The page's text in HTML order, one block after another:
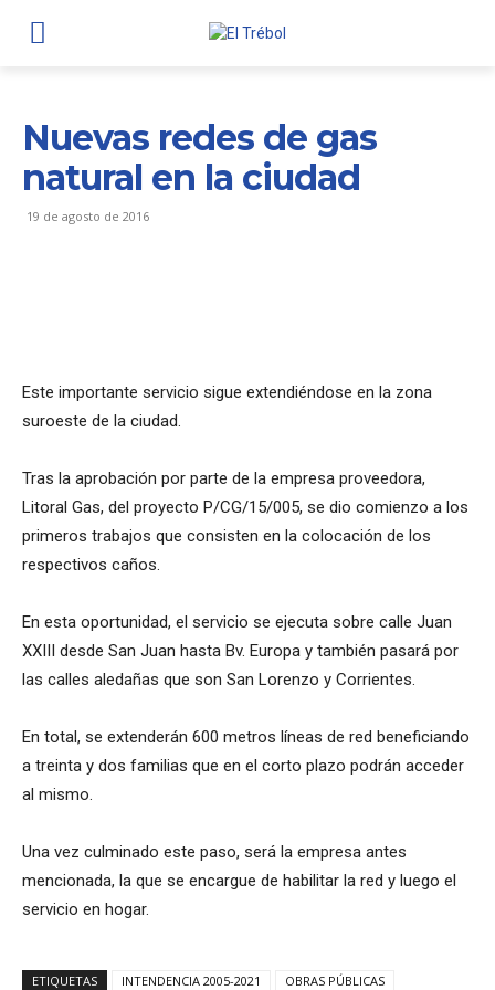
Nuevas redes de gas
natural en la ciudad
19 de agosto de 2016
Este importante servicio sigue extendiéndose en la zona
suroeste de la ciudad.
Tras la aprobación por parte de la empresa proveedora,
Litoral Gas, del proyecto P/CG/15/005, se dio comienzo a los
primeros trabajos que consisten en la colocación de los
respectivos caños.
En esta oportunidad, el servicio se ejecuta sobre calle Juan
XXIII desde San Juan hasta Bv. Europa y también pasará por
las calles aledañas que son San Lorenzo y Corrientes.
En total, se extenderán 600 metros líneas de red beneficiando
a treinta y dos familias que en el corto plazo podrán acceder
al mismo.
Una vez culminado este paso, será la empresa antes
mencionada, la que se encargue de habilitar la red y luego el
servicio en hogar.
ETIQUETAS INTENDENCIA 2005-2021 OBRAS PÚBLICAS